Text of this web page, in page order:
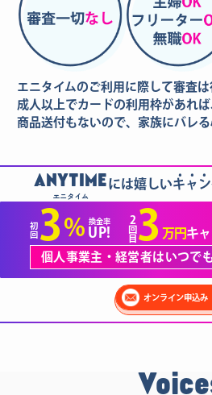
エニタイムのご利用に際して審査は
成人以上でカードの利用枠があれば
商品送付もないので、家族にバレる
ANYTIME
エニタイム
には嬉しいキャ
初
回 3 % 換金率
UP!
2
回
目3 万円キ
個人事業主・経営者はいつで
オンライン申込み